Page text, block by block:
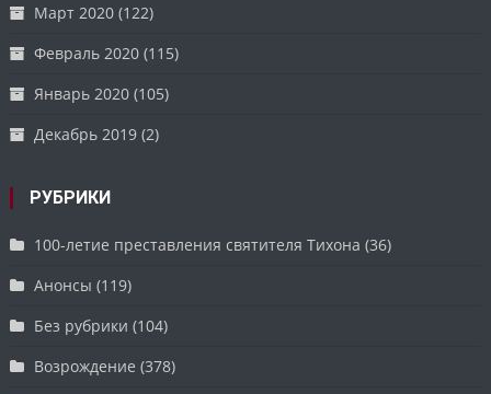
Март 2020 (122)
Февраль 2020 (115)
Январь 2020 (105)
Декабрь 2019 (2)
РУБРИКИ
100-летие преставления святителя Тихона (36)
Анонсы (119)
Без рубрики (104)
Возрождение (378)